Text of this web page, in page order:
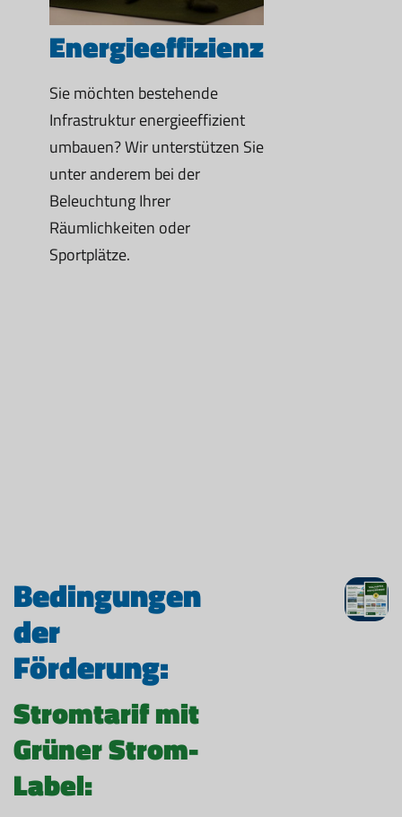
Energieeffizienz
Sie möchten bestehende
Infrastruktur energieeffizient
umbauen? Wir unterstützen Sie
unter anderem bei der
Beleuchtung Ihrer
Räumlichkeiten oder
Sportplätze.
Bedingungen
der
Förderung:
Stromtarif mit
Grüner Strom-
Label: